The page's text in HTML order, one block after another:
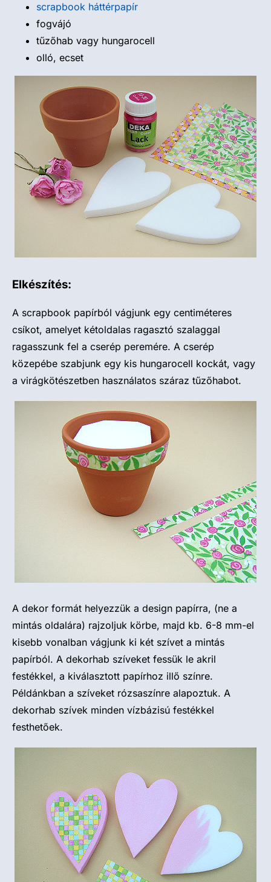
scrapbook háttérpapír
fogvájó
tűzőhab vagy hungarocell
olló, ecset
Elkészítés:
A scrapbook papírból vágjunk egy centiméteres
csíkot, amelyet kétoldalas ragasztó szalaggal
ragasszunk fel a cserép peremére. A cserép
közepébe szabjunk egy kis hungarocell kockát, vagy
a virágkötészetben használatos száraz tűzőhabot.
A dekor formát helyezzük a design papírra, (ne a
mintás oldalára) rajzoljuk körbe, majd kb. 6-8 mm-el
kisebb vonalban vágjunk ki két szívet a mintás
papírból. A dekorhab szíveket fessük le akril
festékkel, a kiválasztott papírhoz illő színre.
Példánkban a szíveket rózsaszínre alapoztuk. A
dekorhab szívek minden vízbázisú festékkel
festhetőek.